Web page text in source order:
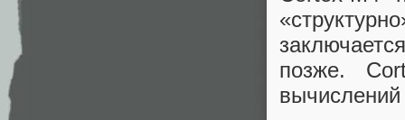
позже.